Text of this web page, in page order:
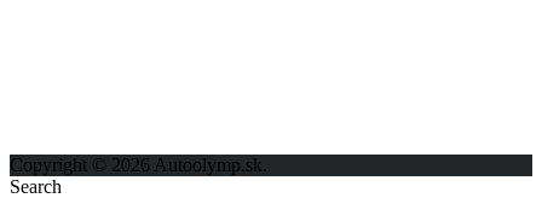
Copyright © 2026 Autoolymp.sk.
Search